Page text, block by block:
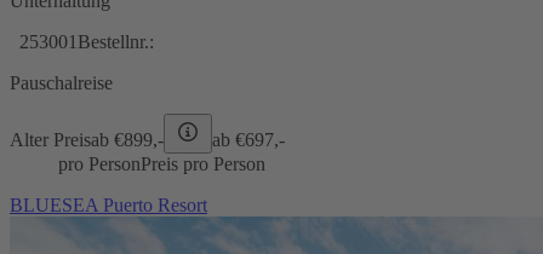
253001 Bestellnr.:
Pauschalreise
Alter Preisab €899,- ab €697,-
pro PersonPreis pro Person
BLUESEA Puerto Resort